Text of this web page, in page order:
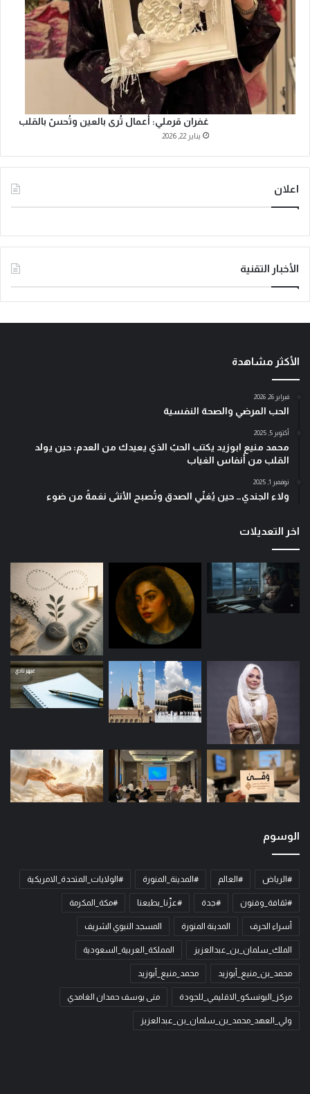
غفران قرملي: أعمال تُرى بالعين وتُحسّ بالقلب
يناير 22, 2026
اعلان
الأخبار التقنية
الأكثر مشاهدة
فبراير 26, 2026
الحب المرضي والصحة النفسية
أكتوبر 5, 2025
محمد منيع ابوزيد يكتب الحبّ الذي يعيدك من العدم: حين يولد
القلب من أنفاس الغياب
نوفمبر 1, 2025
ولاء الجندي… حين يُغنّي الصدق وتُصبح الأنثى نغمةً من ضوء
اخر التعديلات
الوسوم
#الرياض #العالم #المدينة_المنورة #الولايات_المتحدة_الامريكية
#ثقافة_وفنون #جدة #عزّنا_بطبعنا #مكة_المكرمة
أسراء الحرف المدينة المنورة المسجد النبوي الشريف
الملك_سلمان_بن_عبدالعزيز المملكة_العربية_السعودية
محمد_بن_منيع_أبوزيد محمد_منيع_أبوزيد
مركز_اليونسكو_الاقليمي_للجودة منى يوسف حمدان الغامدي
ولي_العهد_محمد_بن_سلمان_بن_عبدالعزيز